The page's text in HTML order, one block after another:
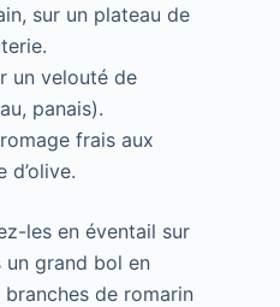
sur un plateau de
un velouté de
panais).
frais aux
d’olive.
les en éventail sur
un grand bol en
de romarin